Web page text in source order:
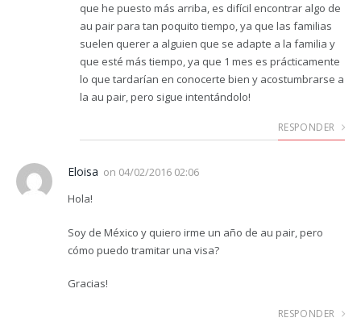
que he puesto más arriba, es difícil encontrar algo de
au pair para tan poquito tiempo, ya que las familias
suelen querer a alguien que se adapte a la familia y
que esté más tiempo, ya que 1 mes es prácticamente
lo que tardarían en conocerte bien y acostumbrarse a
la au pair, pero sigue intentándolo!
RESPONDER
Eloisa on 04/02/2016 02:06
Hola!
Soy de México y quiero irme un año de au pair, pero
cómo puedo tramitar una visa?
Gracias!
RESPONDER